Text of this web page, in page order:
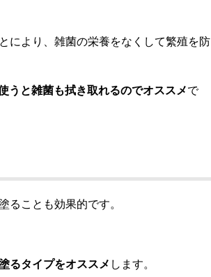
により、 雑菌の栄養をなくして繁殖を防
うと雑菌も拭き取れるのでオススメで
ることも効果的です。
るタイプをオススメ します。